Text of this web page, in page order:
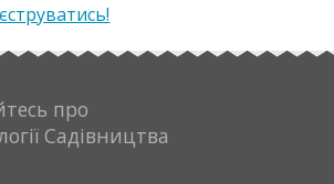
про
Садівництва